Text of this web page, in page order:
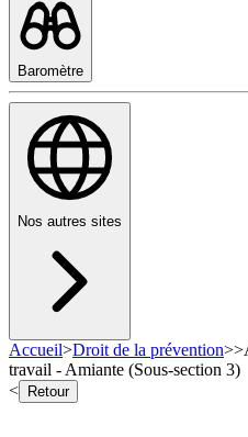
Baromètre
Nos autres sites
Accueil>Droit de la prévention>>
travail - Amiante (Sous-section 3)
<
Retour